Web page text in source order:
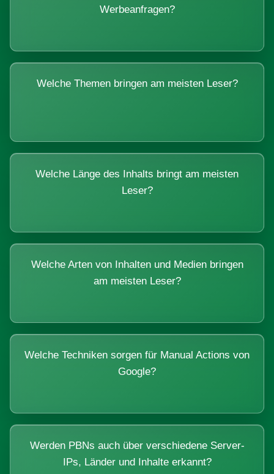
Werbeanfragen?
Welche Themen bringen am meisten Leser?
Welche Länge des Inhalts bringt am meisten
Leser?
Welche Arten von Inhalten und Medien bringen
am meisten Leser?
Welche Techniken sorgen für Manual Actions von
Google?
Werden PBNs auch über verschiedene Server-
IPs, Länder und Inhalte erkannt?